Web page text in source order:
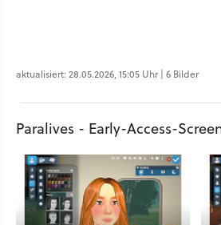
aktualisiert: 28.05.2026, 15:05 Uhr | 6 Bilder
Paralives - Early-Access-